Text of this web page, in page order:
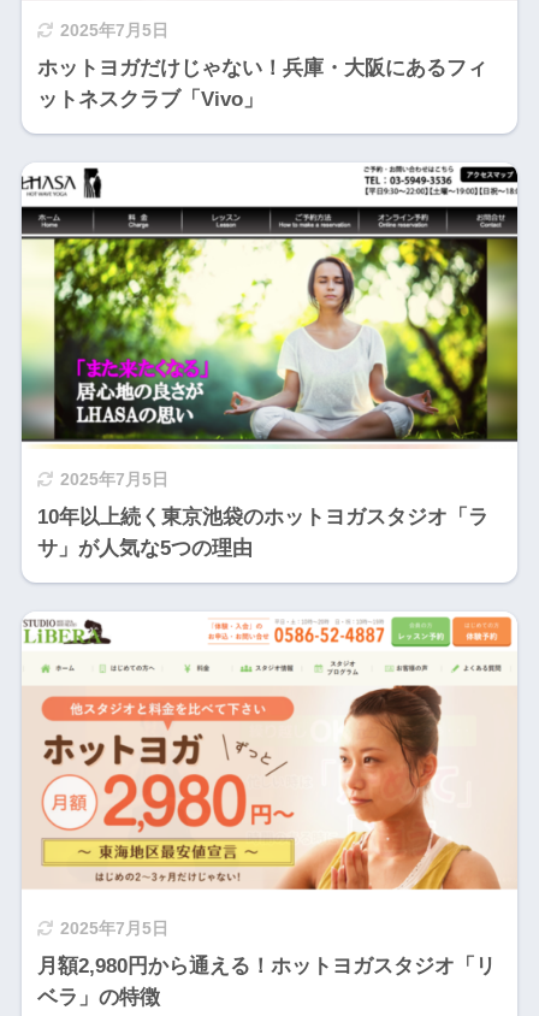
2025年7月5日
ホットヨガだけじゃない！兵庫・大阪にあるフィ
ットネスクラブ「Vivo」
2025年7月5日
10年以上続く東京池袋のホットヨガスタジオ「ラ
サ」が人気な5つの理由
2025年7月5日
月額2,980円から通える！ホットヨガスタジオ「リ
ベラ」の特徴